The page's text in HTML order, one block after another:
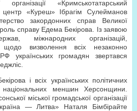
«Кримськотатарський
центр «Куреш» Ібрагім Сулейманов
закордонних справ Великої
справу Едема Бекірова. Із заявою
міжнародних організацій,
щодо визволення всіх незаконно
українських громадян звертався
і всіх українських політичних
національних меншин Херсонщини.
міської громадської організації
— Литва» Наталя Бімбірайте